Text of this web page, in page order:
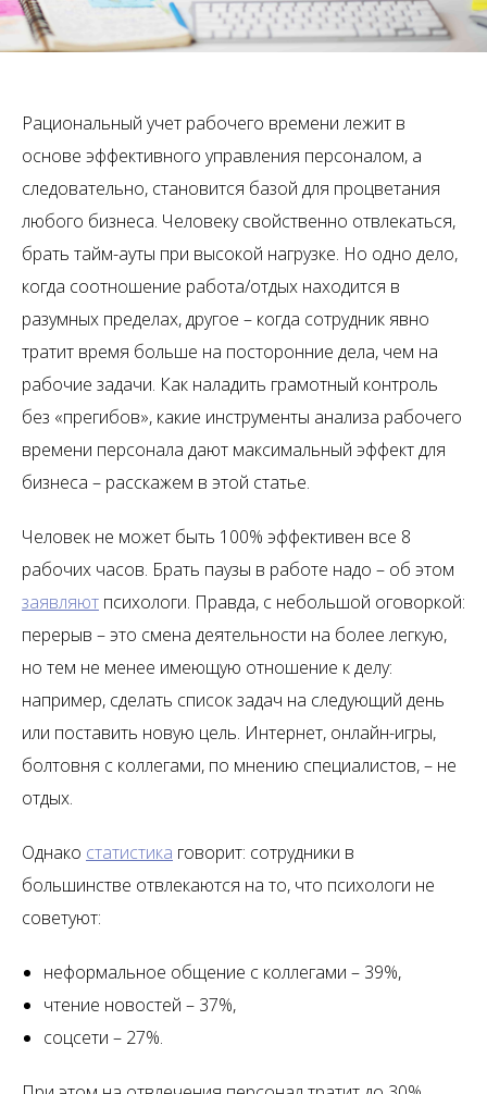
Рациональный учет рабочего времени лежит в
основе эффективного управления персоналом, а
следовательно, становится базой для процветания
любого бизнеса. Человеку свойственно отвлекаться,
брать тайм-ауты при высокой нагрузке. Но одно дело,
когда соотношение работа/отдых находится в
разумных пределах, другое – когда сотрудник явно
тратит время больше на посторонние дела, чем на
рабочие задачи. Как наладить грамотный контроль
без «прегибов», какие инструменты анализа рабочего
времени персонала дают максимальный эффект для
бизнеса – расскажем в этой статье.
Человек не может быть 100% эффективен все 8
рабочих часов. Брать паузы в работе надо – об этом
заявляют психологи. Правда, с небольшой оговоркой:
перерыв – это смена деятельности на более легкую,
но тем не менее имеющую отношение к делу:
например, сделать список задач на следующий день
или поставить новую цель. Интернет, онлайн-игры,
болтовня с коллегами, по мнению специалистов, – не
отдых.
Однако статистика говорит: сотрудники в
большинстве отвлекаются на то, что психологи не
советуют:
неформальное общение с коллегами – 39%,
чтение новостей – 37%,
соцсети – 27%.